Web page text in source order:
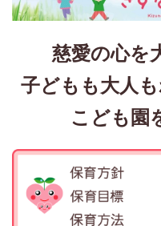
慈愛の心を
子どもも大人
こども園